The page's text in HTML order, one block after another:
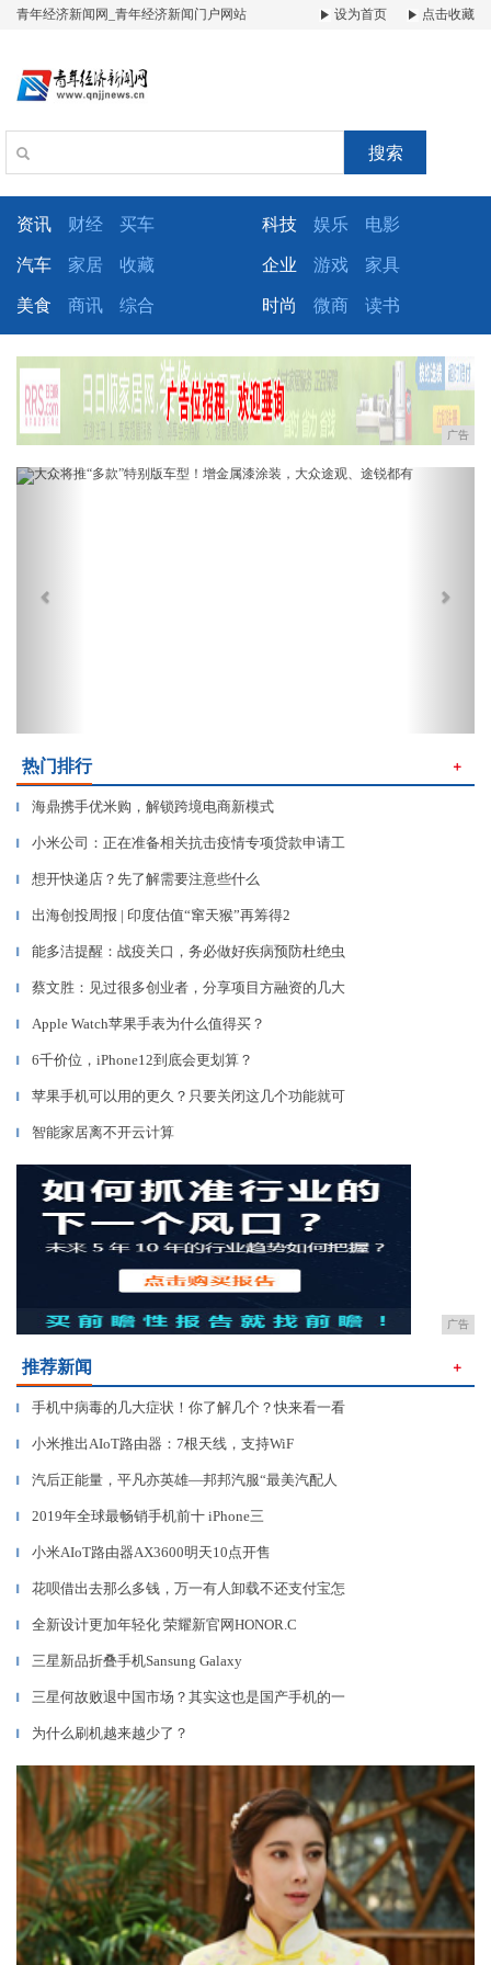
青年经济新闻网_青年经济新闻门户网站 设为首页 点击收藏
搜索
资讯 财经 买车 科技 娱乐 电影
汽车 家居 收藏 企业 游戏 家具
美食 商讯 综合 时尚 微商 读书
广告
Previous
热门排行 ＋
▎ 海鼎携手优米购，解锁跨境电商新模式
▎ 小米公司：正在准备相关抗击疫情专项贷款申请工
▎ 想开快递店？先了解需要注意些什么
▎ 出海创投周报 | 印度估值“窜天猴”再筹得2
▎ 能多洁提醒：战疫关口，务必做好疾病预防杜绝虫
▎ 蔡文胜：见过很多创业者，分享项目方融资的几大
▎ Apple Watch苹果手表为什么值得买？
▎ 6千价位，iPhone12到底会更划算？
▎ 苹果手机可以用的更久？只要关闭这几个功能就可
▎ 智能家居离不开云计算
广告
推荐新闻 ＋
▎ 手机中病毒的几大症状！你了解几个？快来看一看
▎ 小米推出AIoT路由器：7根天线，支持WiF
▎ 汽后正能量，平凡亦英雄—邦邦汽服“最美汽配人
▎ 2019年全球最畅销手机前十 iPhone三
▎ 小米AIoT路由器AX3600明天10点开售
▎ 花呗借出去那么多钱，万一有人卸载不还支付宝怎
▎ 全新设计更加年轻化 荣耀新官网HONOR.C
▎ 三星新品折叠手机Sansung Galaxy
▎ 三星何故败退中国市场？其实这也是国产手机的一
▎ 为什么刷机越来越少了？